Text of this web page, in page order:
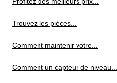
Profitez des meilleurs prix...
Trouvez les pièces...
Comment maintenir votre...
Comment un capteur de niveau...